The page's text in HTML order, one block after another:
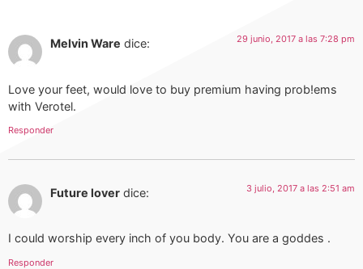
Melvin Ware dice: 29 junio, 2017 a las 7:28 pm
Love your feet, would love to buy premium having prob!ems
with Verotel.
Responder
Future lover dice: 3 julio, 2017 a las 2:51 am
I could worship every inch of you body. You are a goddes .
Responder